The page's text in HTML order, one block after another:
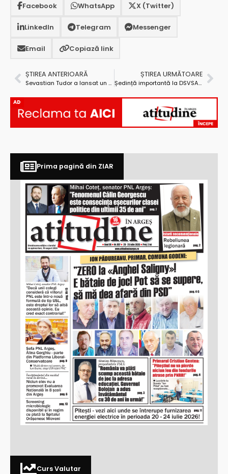
Facebook WhatsApp X (Twitter)
LinkedIn Telegram Messenger
Email Copiază link
ȘTIREA ANTERIOARĂ
Sevastian Tudor a lansat un volum despre istoria Clubului Sportiv Mioveni
ȘTIREA URMĂTOARE
Ședință importantă la DSVSA Argeș pe tema gripei aviare
AD
Prima pagină din ZIAR
Curs Valutar